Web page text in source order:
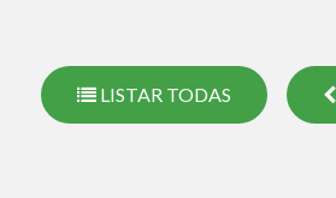
LISTAR TODAS